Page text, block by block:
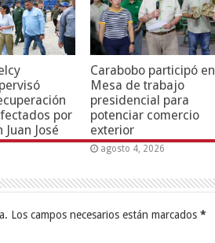
por
José
Carabobo participó en
Mesa de trabajo
presidencial para
potenciar comercio
exterior
agosto 4, 2026
Los campos necesarios están marcados *